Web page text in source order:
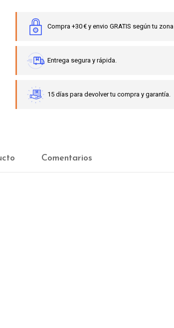
Compra +30 € y envio GRATIS según tu zona
Entrega segura y rápida.
15 días para devolver tu compra y garantía.
Comentarios